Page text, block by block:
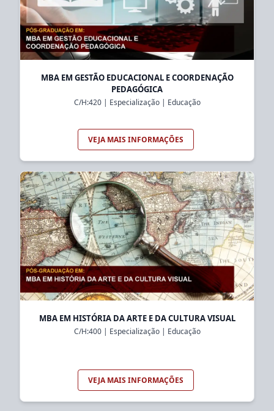
MBA EM GESTÃO EDUCACIONAL E COORDENAÇÃO
PEDAGÓGICA
C/H:420| Especialização| Educação
VEJA MAIS INFORMAÇÕES
MBA EM HISTÓRIA DA ARTE E DA CULTURA VISUAL
C/H:400| Especialização| Educação
VEJA MAIS INFORMAÇÕES